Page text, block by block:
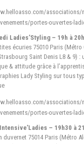
associations/
portes-ouvertes-
Ladies’Styling – 19h à
écuries 75010 Paris (Métro
Saint Denis L8 & 9) :
& attitude grâce à
Lady Styling sur tous
associations/
portes-ouvertes-
– 19h30 à
duvernet 75014 Paris (Métro